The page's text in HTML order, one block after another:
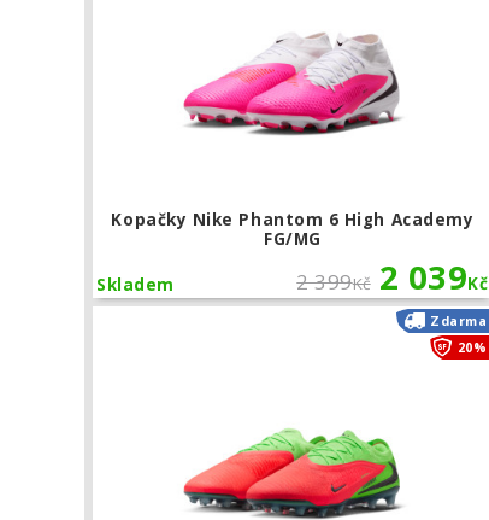
Kopačky Nike Phantom 6 High Academy
FG/MG
2 399Kč 2 039Kč
Skladem
Zdarma
20%